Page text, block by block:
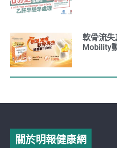
軟骨流
Mobility
關於明報健康網